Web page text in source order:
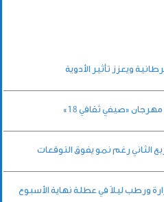
ويعزز تأثير الأدوية
«صيفي ثقافي 18»
الثاني رغم نمو يفوق التوقعات
ورطب ليلاً في عطلة نهاية الأسبوع